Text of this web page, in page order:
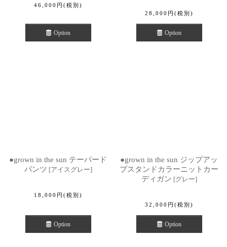
46,000 円 (税別)
Option
28,000 円 (税別)
Option
●grown in the sun テーパード
パンツ [アイスグレー]
18,000 円 (税別)
Option
●grown in the sun ジップアッ
プスタンドカラーニットカー
ディガン [グレー]
32,000 円 (税別)
Option